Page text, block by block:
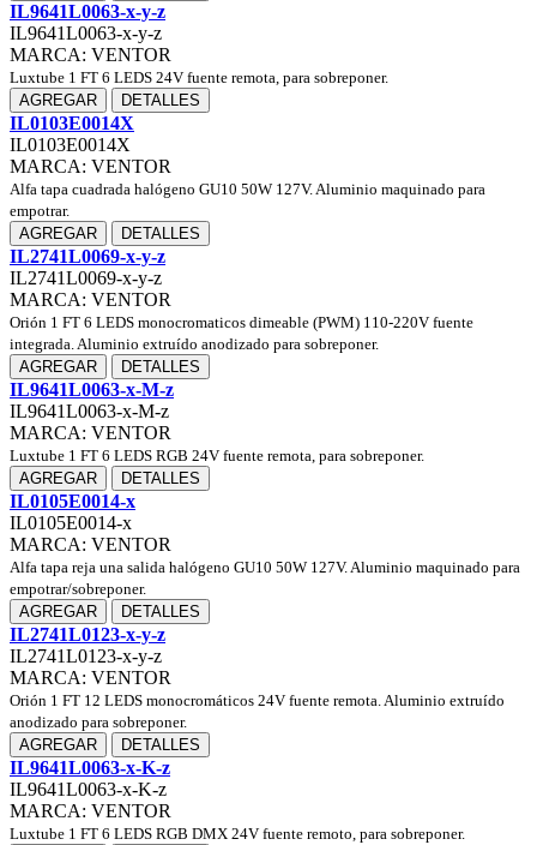
IL9641L0063-x-y-z
IL9641L0063-x-y-z
MARCA: VENTOR
Luxtube 1 FT 6 LEDS 24V fuente remota, para sobreponer.
AGREGAR
DETALLES
IL0103E0014X
IL0103E0014X
MARCA: VENTOR
Alfa tapa cuadrada halógeno GU10 50W 127V. Aluminio maquinado para
empotrar.
AGREGAR
DETALLES
IL2741L0069-x-y-z
IL2741L0069-x-y-z
MARCA: VENTOR
Orión 1 FT 6 LEDS monocromaticos dimeable (PWM) 110-220V fuente
integrada. Aluminio extruído anodizado para sobreponer.
AGREGAR
DETALLES
IL9641L0063-x-M-z
IL9641L0063-x-M-z
MARCA: VENTOR
Luxtube 1 FT 6 LEDS RGB 24V fuente remota, para sobreponer.
AGREGAR
DETALLES
IL0105E0014-x
IL0105E0014-x
MARCA: VENTOR
Alfa tapa reja una salida halógeno GU10 50W 127V. Aluminio maquinado para
empotrar/sobreponer.
AGREGAR
DETALLES
IL2741L0123-x-y-z
IL2741L0123-x-y-z
MARCA: VENTOR
Orión 1 FT 12 LEDS monocromáticos 24V fuente remota. Aluminio extruído
anodizado para sobreponer.
AGREGAR
DETALLES
IL9641L0063-x-K-z
IL9641L0063-x-K-z
MARCA: VENTOR
Luxtube 1 FT 6 LEDS RGB DMX 24V fuente remoto, para sobreponer.